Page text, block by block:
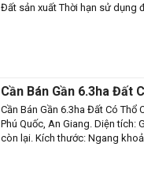
Đất sản xuất Thời hạn sử dụng
Cần Bán Gần 6.3ha Đất
Cần Bán Gần 6.3ha Đất Có Thổ
Phú Quốc, An Giang. Diện tích:
còn lại. Kích thước: Ngang